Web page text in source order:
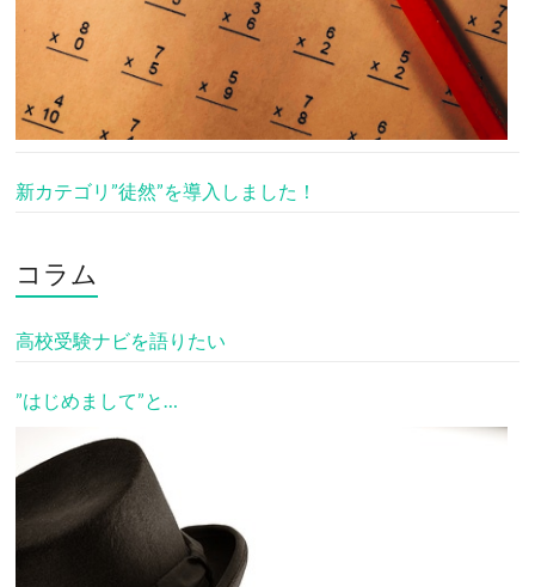
新カテゴリ”徒然”を導入しました！
コラム
高校受験ナビを語りたい
”はじめまして”と…